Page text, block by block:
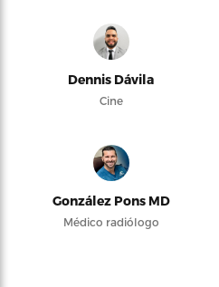
Dennis Dávila
Cine
González Pons MD
Médico radiólogo